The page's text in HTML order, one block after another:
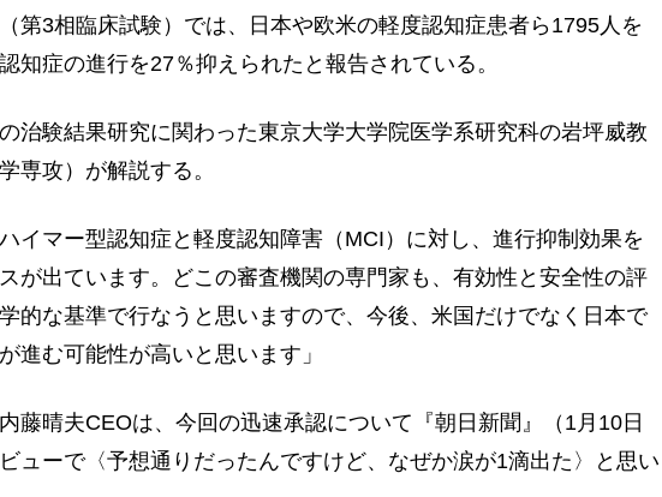
第3相臨床試験）では、日本や欧米の軽度認知症患者ら1795人を
知症の進行を27％抑えられたと報告されている。
治験結果研究に関わった東京大学大学院医学系研究科の岩坪威教
専攻）が解説する。
ハイマー型認知症と軽度認知障害（MCI）に対し、進行抑制効果を
が出ています。どこの審査機関の専門家も、有効性と安全性の評
的な基準で行なうと思いますので、今後、米国だけでなく日本で
進む可能性が高いと思います」
藤晴夫CEOは、今回の迅速承認について『朝日新聞』（1月10日
ューで〈予想通りだったんですけど、なぜか涙が1滴出た〉と思い